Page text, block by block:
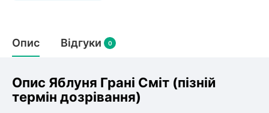
Опис Відгуки 0
Опис Яблуня Грані Сміт (пізній
термін дозрівання)